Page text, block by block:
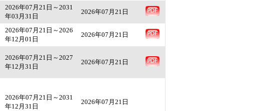
2026年07月21日～2031
年03月31日
2026年07月21日
2026年07月21日～2026
年12月01日
2026年07月21日
2026年07月21日～2027
年12月31日
2026年07月21日
2026年07月21日～2031
年12月31日
2026年07月21日